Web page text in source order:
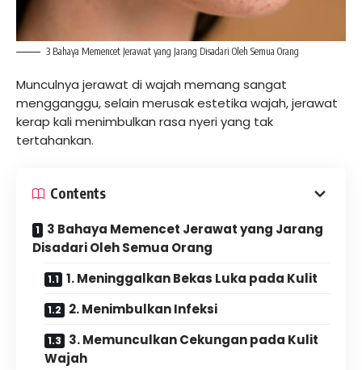
3 Bahaya Memencet Jerawat yang Jarang Disadari Oleh Semua Orang
Munculnya jerawat di wajah memang sangat
mengganggu, selain merusak estetika wajah, jerawat
kerap kali menimbulkan rasa nyeri yang tak
tertahankan.
Contents
3 Bahaya Memencet Jerawat yang Jarang
Disadari Oleh Semua Orang
1. Meninggalkan Bekas Luka pada Kulit
2. Menimbulkan Infeksi
3. Memunculkan Cekungan pada Kulit
Wajah